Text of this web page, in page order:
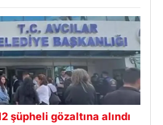
şüpheli gözaltına alındı